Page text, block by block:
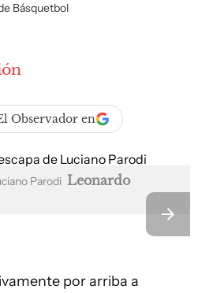
Básquetbol
Observador en
Parodi Leonardo
por arriba a